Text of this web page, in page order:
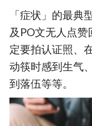
「症状」的最典
及PO文无人点
定要拍认证照、
动筷时感到生气
到落伍等等。